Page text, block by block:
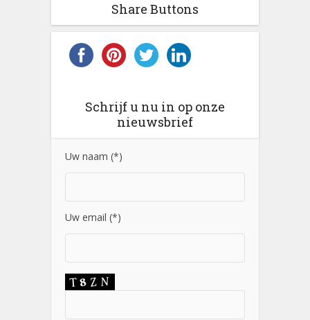
Share Buttons
Schrijf u nu in op onze
nieuwsbrief
Uw naam (*)
Uw email (*)